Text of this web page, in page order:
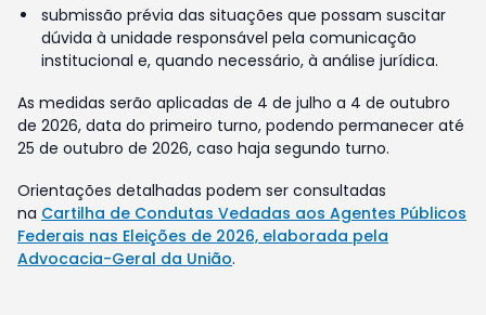
submissão prévia das situações que possam suscitar
dúvida à unidade responsável pela comunicação
institucional e, quando necessário, à análise jurídica.
As medidas serão aplicadas de 4 de julho a 4 de outubro
de 2026, data do primeiro turno, podendo permanecer até
25 de outubro de 2026, caso haja segundo turno.
Orientações detalhadas podem ser consultadas
na Cartilha de Condutas Vedadas aos Agentes Públicos
Federais nas Eleições de 2026, elaborada pela
Advocacia-Geral da União.